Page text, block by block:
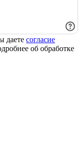
даете согласие
об обработке